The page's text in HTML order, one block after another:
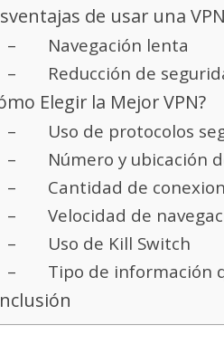
de usar una VPN
– Navegación lenta
– Reducción de
Elegir la Mejor VPN?
– Uso de protocolos
– Número y ubicación
– Cantidad de
– Velocidad de
– Uso de Kill Switch
– Tipo de información